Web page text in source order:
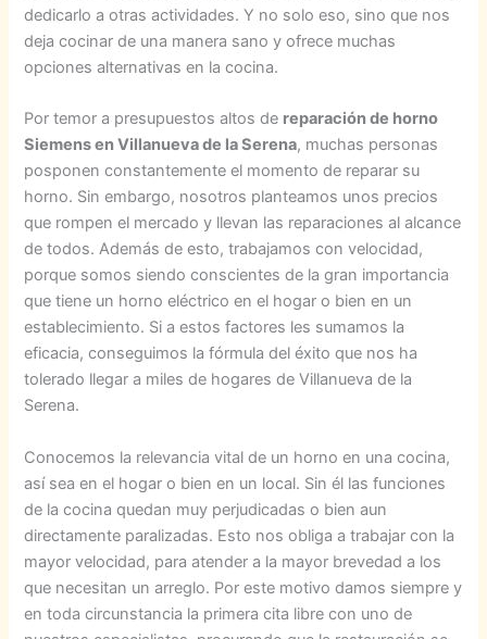
dedicarlo a otras actividades. Y no solo eso, sino que nos
deja cocinar de una manera sano y ofrece muchas
opciones alternativas en la cocina.
Por temor a presupuestos altos de reparación de horno
Siemens en Villanueva de la Serena, muchas personas
posponen constantemente el momento de reparar su
horno. Sin embargo, nosotros planteamos unos precios
que rompen el mercado y llevan las reparaciones al alcance
de todos. Además de esto, trabajamos con velocidad,
porque somos siendo conscientes de la gran importancia
que tiene un horno eléctrico en el hogar o bien en un
establecimiento. Si a estos factores les sumamos la
eficacia, conseguimos la fórmula del éxito que nos ha
tolerado llegar a miles de hogares de Villanueva de la
Serena.
Conocemos la relevancia vital de un horno en una cocina,
así sea en el hogar o bien en un local. Sin él las funciones
de la cocina quedan muy perjudicadas o bien aun
directamente paralizadas. Esto nos obliga a trabajar con la
mayor velocidad, para atender a la mayor brevedad a los
que necesitan un arreglo. Por este motivo damos siempre y
en toda circunstancia la primera cita libre con uno de